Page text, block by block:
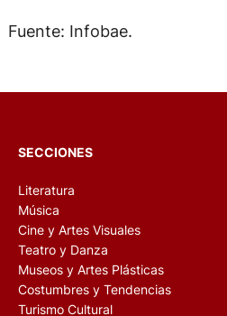
Fuente: Infobae.
SECCIONES
Literatura
Música
Cine y Artes Visuales
Teatro y Danza
Museos y Artes Plásticas
Costumbres y Tendencias
Turismo Cultural